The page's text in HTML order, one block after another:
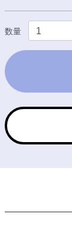
数量